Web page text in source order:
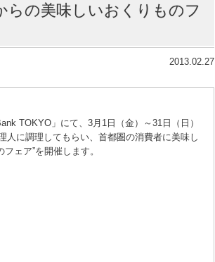
らの美味しいおくりものフ
2013.02.27
TOKYO」にて、3月1日（金）～31日（日）
人に調理してもらい、首都圏の消費者に美味し
ェア”を開催します。